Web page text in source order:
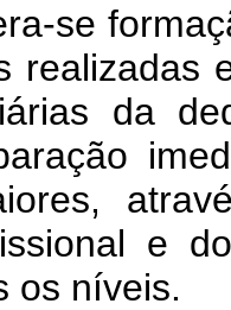
se
realizadas
da
e
os níveis.